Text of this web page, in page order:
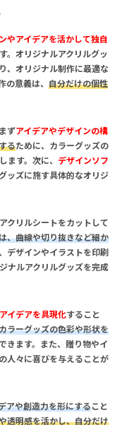
やアイデアを活かして独自
。オリジナルアクリルグッ
、オリジナル制作に最適な
意義は、 自分だけの個性
ずアイデアやデザインの構
るために、カラーグッズの
す。次に、 デザインソフ
ッズに施す具体的なオリジ
クリルシートをカットして
、曲線や切り抜きなど細か
デザインやイラストを印刷
ナルアクリルグッズを完成
イデアを具現化すること
ラーグッズの色彩や形状を
きます。また、 贈り物やイ
人々に喜びを与えることが
アや創造力を形にすること
透明感を活かし、自分だけ